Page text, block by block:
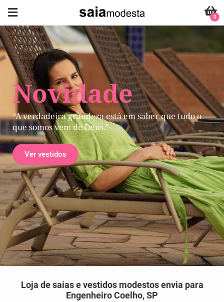
Novidade
“A verdadeira grandeza está em saber que tudo o
que somos vem de Deus."
Ver vestidos
0
Loja de saias e vestidos modestos envia para
Engenheiro Coelho, SP